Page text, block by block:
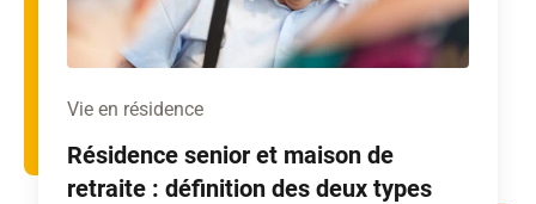
Vie en résidence
Résidence senior et maison de
retraite : définition des deux types